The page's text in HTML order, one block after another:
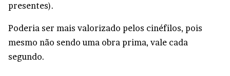
presentes).
Poderia ser mais valorizado pelos cinéfilos, pois
mesmo não sendo uma obra prima, vale cada
segundo.